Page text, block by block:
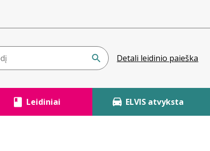
Detali leidinio paieška
Leidiniai ELVIS atvyksta